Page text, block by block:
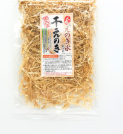
国産干えのき 35g